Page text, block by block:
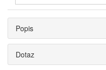
Popis
Dotaz